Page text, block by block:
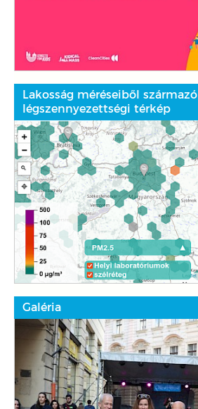
Lakosság méréseiből származó
légszennyezettségi térkép
Galéria